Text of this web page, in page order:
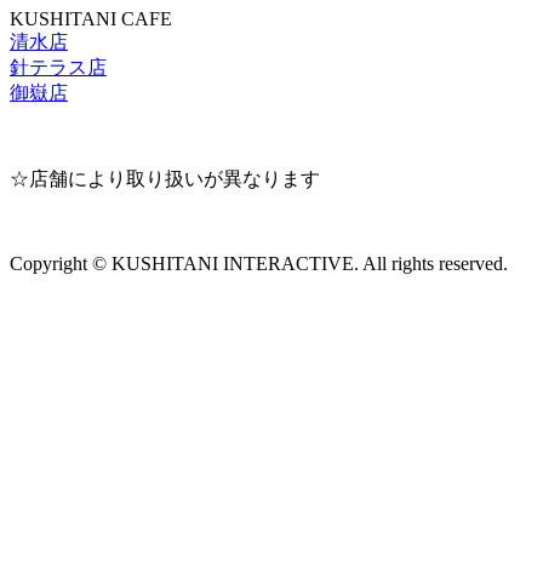
KUSHITANI CAFE
清水店
針テラス店
御嶽店
☆店舗により取り扱いが異なります
Copyright © KUSHITANI INTERACTIVE. All rights reserved.